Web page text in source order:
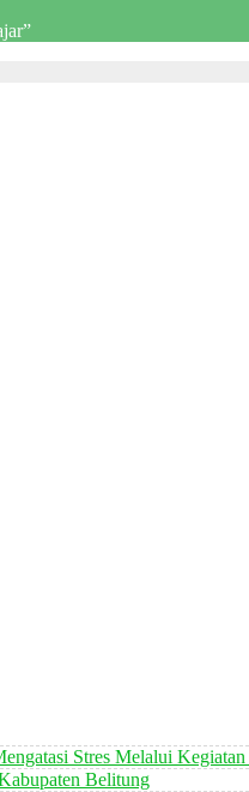
Stres Melalui
Belitung